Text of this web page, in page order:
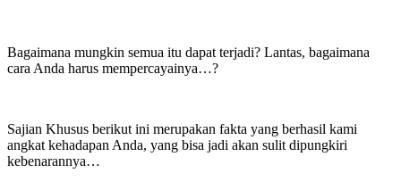
Bagaimana mungkin semua itu dapat terjadi? Lantas, bagaimana
cara Anda harus mempercayainya…?
Sajian Khusus berikut ini merupakan fakta yang berhasil kami
angkat kehadapan Anda, yang bisa jadi akan sulit dipungkiri
kebenarannya…